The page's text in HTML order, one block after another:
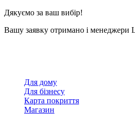
Дякуємо за ваш вибір!
Вашу заявку отримано і менеджери
Для дому
Для бізнесу
Карта покриття
Магазин